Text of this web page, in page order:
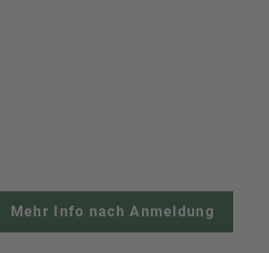
Mehr Info nach Anmeldung